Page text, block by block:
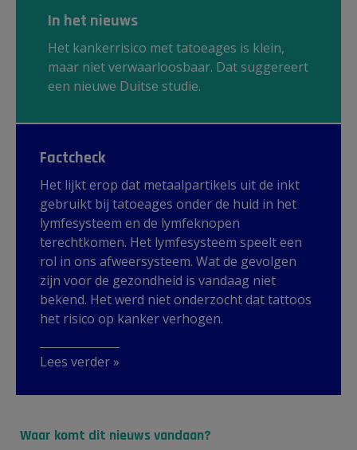
In het nieuws
Het kankerrisico met tatoeages is klein,
maar niet verwaarloosbaar. Dat suggereert
een nieuwe Duitse studie.
Factcheck
Het lijkt erop dat metaalpartikels uit de inkt
gebruikt bij tatoeages onder de huid in het
lymfesysteem en de lymfeknopen
terechtkomen. Het lymfesysteem speelt een
rol in ons afweersysteem. Wat de gevolgen
zijn voor de gezondheid is vandaag niet
bekend. Het werd niet onderzocht dat tattoos
het risico op kanker verhogen.
Lees verder »
Waar komt dit nieuws vandaan?